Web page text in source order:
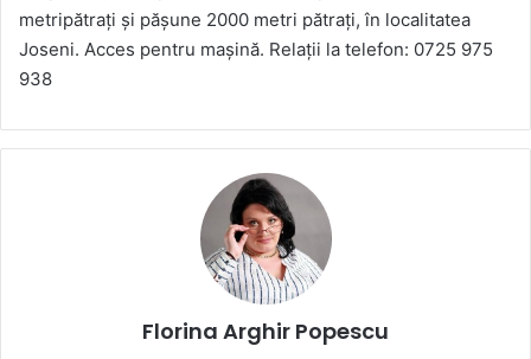
metripătrați și pășune 2000 metri pătrați, în localitatea
Joseni. Acces pentru mașină. Relații la telefon: 0725 975
938
Florina Arghir Popescu